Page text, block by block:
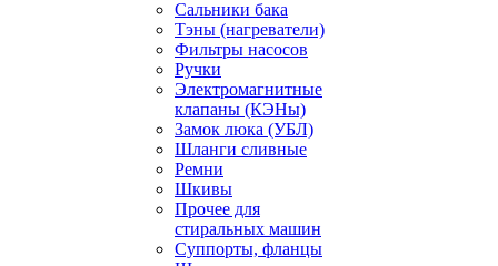
Сальники бака
Тэны (нагреватели)
Фильтры насосов
Ручки
Электромагнитные
клапаны (КЭНы)
Замок люка (УБЛ)
Шланги сливные
Ремни
Шкивы
Прочее для
стиральных машин
Суппорты, фланцы